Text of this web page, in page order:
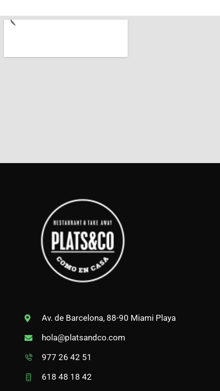
Av. de Barcelona, 88-90 Miami Playa
hola@platsandco.com
977 26 42 51
618 48 18 42